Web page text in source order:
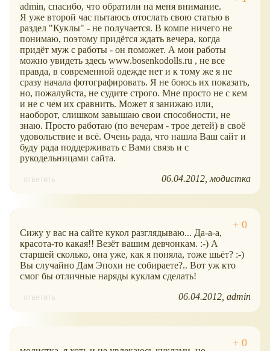
admin, спасибо, что обратили на меня внимание.
Я уже второй час пытаюсь отослать свою статью в
раздел "Куклы" - не получается. В компе ничего не
понимаю, поэтому придётся ждать вечера, когда
придёт муж с работы - он поможет. А мои работы
можно увидеть здесь www.bosenkodolls.ru , не все
правда, в современной одежде нет и к тому же я не
сразу начала фотографировать. Я не боюсь их показать,
но, пожалуйста, не судите строго. Мне просто не с кем
и не с чем их сравнить. Может я занижаю или,
наоборот, слишком завышаю свои способности, не
знаю. Просто работаю (по вечерам - трое детей) в своё
удовольствие и всё. Очень рада, что нашла Ваш сайт и
буду рада поддерживать с Вами связь и с
рукодельницами сайта.
ответить 06.04.2012 модистка
Сижу у вас на сайте кукол разглядываю... Да-а-а,
красота-то какая!! Везёт вашим девчонкам. :-) А
старшей сколько, она уже, как я поняла, тоже шьёт? :-)
Вы случайно Дам Эпохи не собираете?.. Вот уж кто
смог бы отличные наряды куклам сделать!
ответить 06.04.2012 admin